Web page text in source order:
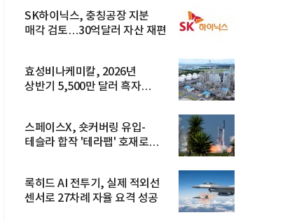
SK하이닉스, 충칭공장 지분
매각 검토…30억달러 자산 재편
효성비나케미칼, 2026년
상반기 5,500만 달러 흑자
스페이스X, 숏커버링 유입-
테슬라 합작 '테라팹' 호재로
록히드 AI 전투기, 실제 적외선
센서로 27차례 자율 요격 성공